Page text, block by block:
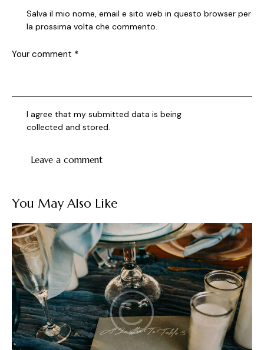
Salva il mio nome, email e sito web in questo browser per
la prossima volta che commento.
I agree that my submitted data is being
collected and stored.
You May Also Like